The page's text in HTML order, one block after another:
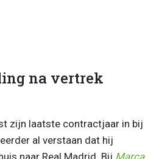
na vertrek
zijn laatste contractjaar in bij
al verstaan dat hij